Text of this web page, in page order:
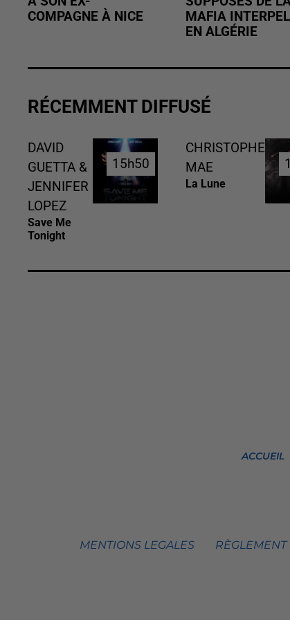
COMPAGNE À NICE
MAFIA
EN ALGÉRIE
RÉCEMMENT DIFFUSÉ
DAVID
GUETTA &
JENNIFER
LOPEZ
Save Me
Tonight
15h50
15h50
CHRISTOPHE
MAE
La Lune
ACCUEIL
MENTIONS LEGALES RÈGLEMENT